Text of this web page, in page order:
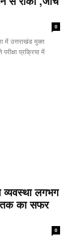
0
में उत्तराखंड मुक्त
प्रक्रिया में
व्यवस्था लगभग
तक का सफर
0